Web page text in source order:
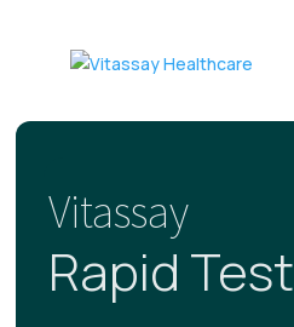
Vitassay
Rapid Test